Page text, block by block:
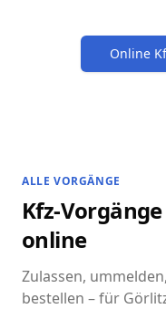
Online
ALLE VORGÄNGE
Kfz-
online
Zulassen,
bestellen – für